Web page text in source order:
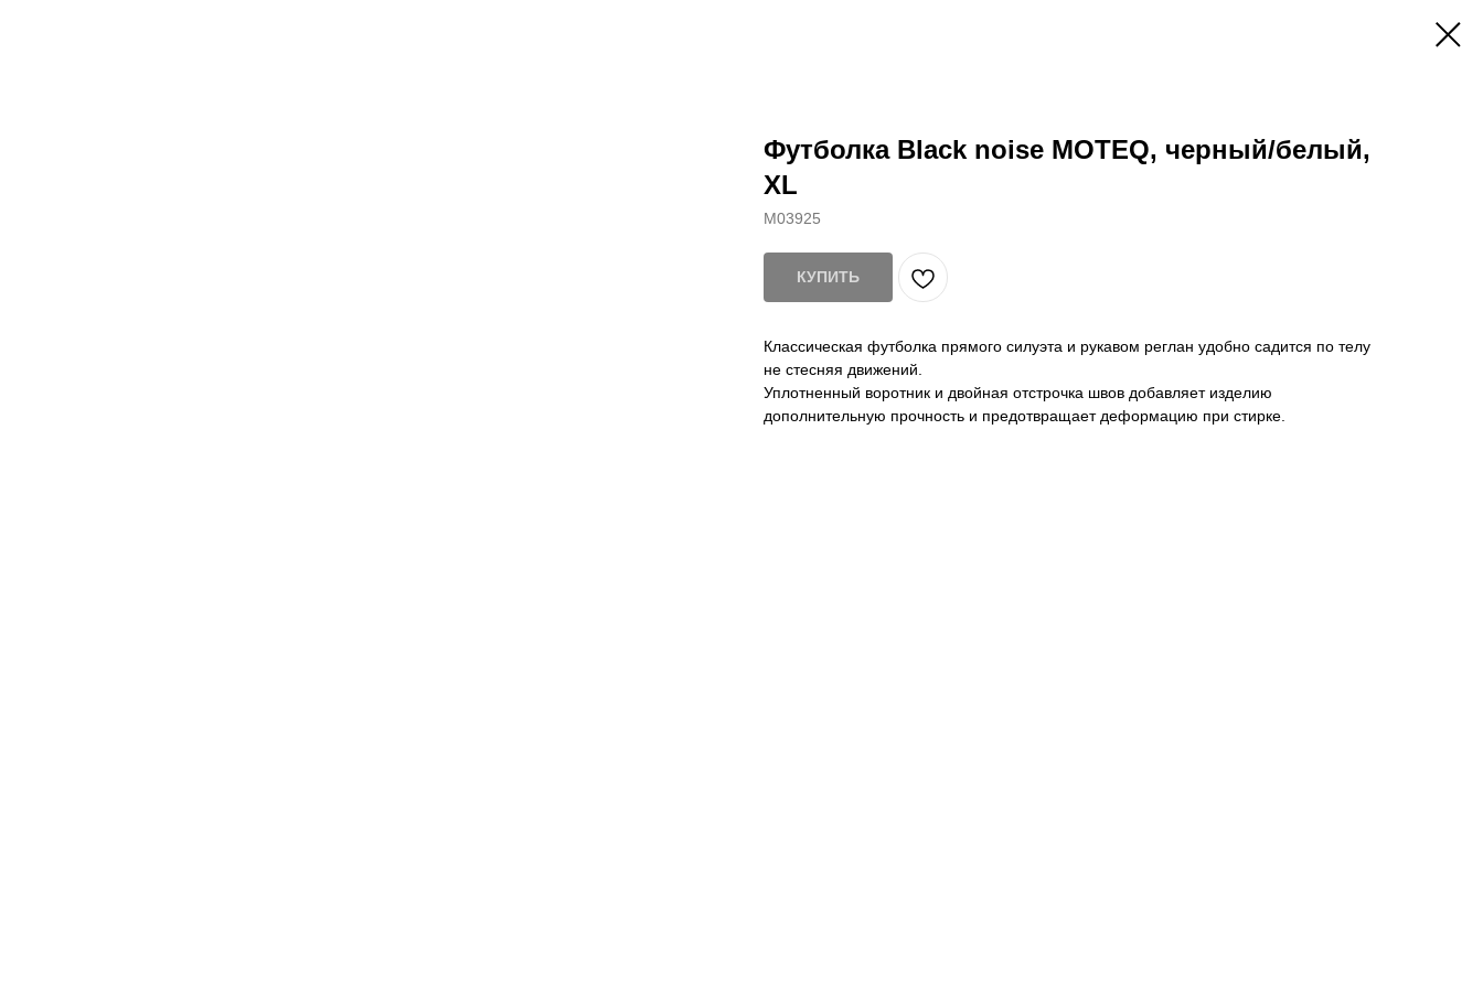
Футболка Black noise MOTEQ, черный/белый,
XL
M03925
КУПИТЬ
Классическая футболка прямого силуэта и рукавом реглан удобно садится по телу
не стесняя движений.
Уплотненный воротник и двойная отстрочка швов добавляет изделию
дополнительную прочность и предотвращает деформацию при стирке.